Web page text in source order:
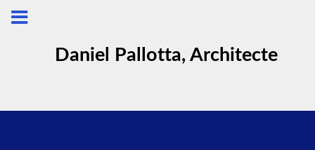
Daniel Pallotta, Architecte